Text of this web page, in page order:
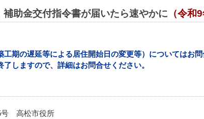
補助金交付指令書が届いたら速やかに （令和
工期の遅延等による居住開始日の変更等）についてはお問
了しますので、詳細はお問合せください。
号 高松市役所